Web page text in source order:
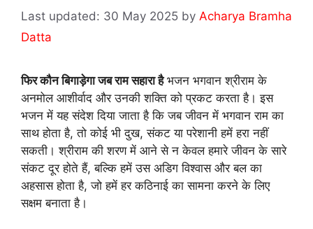
30 May 2025 by Acharya Bramha
Datta
फिर कौन बिगाड़ेगा जब राम सहारा हैभजन भगवान श्रीराम के
अनमोल आशीर्वाद और उनकी शक्ति को प्रकट करता है। इस
भजन में यह संदेश दिया जाता है कि जब जीवन में भगवान राम का
साथ होता है, तो कोई भी दुख, संकट या परेशानी हमें हरा नहीं
सकती। श्रीराम की शरण में आने से न केवल हमारे जीवन के सारे
संकट दूर होते हैं, बल्कि हमें उस अडिग विश्वास और बल का
अहसास होता है, जो हमें हर कठिनाई का सामना करने के लिए
सक्षम बनाता है।